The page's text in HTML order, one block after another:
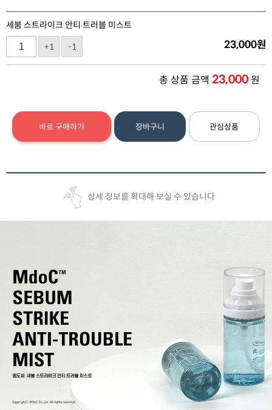
세붐 스트라이크 안티 트러블 미스트
+1
-1 23,000원
총 상품 금액 23,000원
바로 구매하기 장바구니 관심상품
상세 정보를 확대해 보실 수 있습니다